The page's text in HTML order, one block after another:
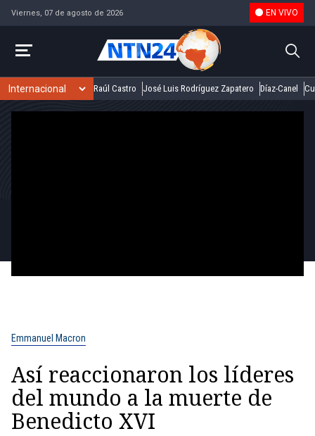
Viernes, 07 de agosto de 2026 EN VIVO
Raúl Castro José Luis Rodríguez Zapatero Díaz-Canel
Emmanuel Macron
Así reaccionaron los líderes
del mundo a la muerte de
Benedicto XVI